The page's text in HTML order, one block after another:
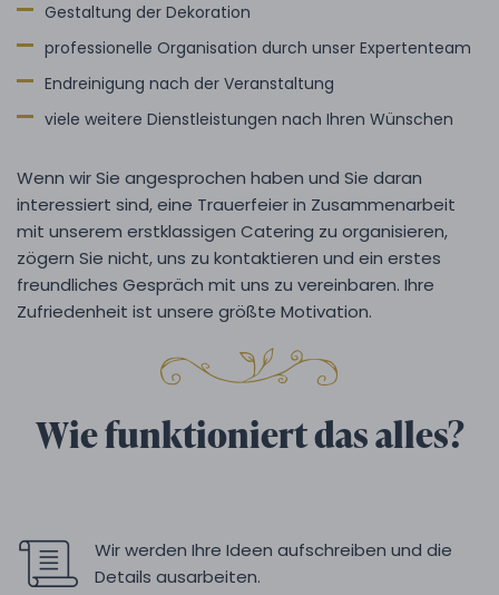
Gestaltung der Dekoration
professionelle Organisation durch unser Expertenteam
Endreinigung nach der Veranstaltung
viele weitere Dienstleistungen nach Ihren Wünschen
Wenn wir Sie angesprochen haben und Sie daran
interessiert sind, eine Trauerfeier in Zusammenarbeit
mit unserem erstklassigen Catering zu organisieren,
zögern Sie nicht, uns zu kontaktieren und ein erstes
freundliches Gespräch mit uns zu vereinbaren. Ihre
Zufriedenheit ist unsere größte Motivation.
Wie funktioniert das alles?
Wir werden Ihre Ideen aufschreiben und die
Details ausarbeiten.